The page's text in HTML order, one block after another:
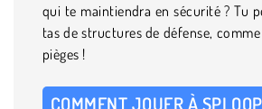
qui te maintiendra en sécurité ? Tu
tas de structures de défense,
pièges !
COMMENT JOUER À